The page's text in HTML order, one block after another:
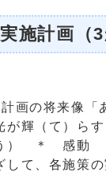
施計画（3
画の将来像
が輝（て）ら
う） ＊ 感動
て、各施策の